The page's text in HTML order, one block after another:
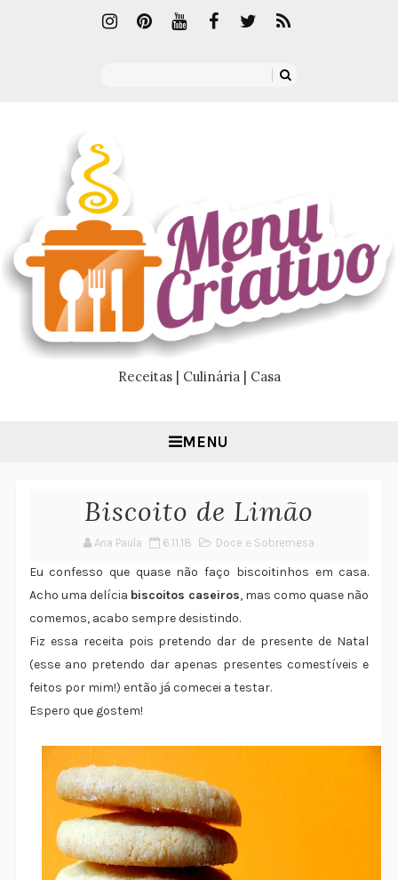
Receitas | Culinária | Casa
MENU
Biscoito de Limão
Ana Paula 6.11.18 Doce e Sobremesa
Eu confesso que quase não faço biscoitinhos em casa.
Acho uma delícia biscoitos caseiros, mas como quase não
comemos, acabo sempre desistindo.
Fiz essa receita pois pretendo dar de presente de Natal
(esse ano pretendo dar apenas presentes comestíveis e
feitos por mim!) então já comecei a testar.
Espero que gostem!